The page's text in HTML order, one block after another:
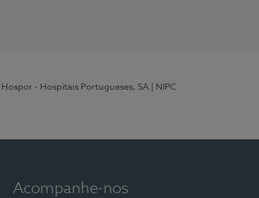
| Hospor - Hospitais Portugueses, SA
| NIPC
Acompanhe-nos